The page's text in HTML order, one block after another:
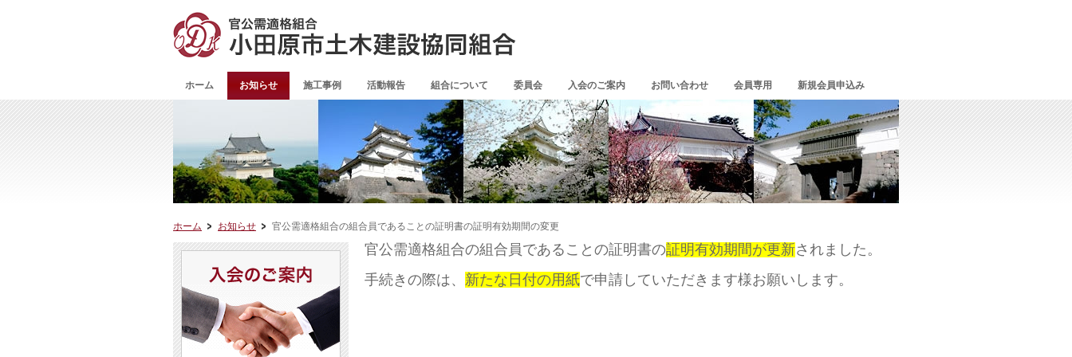
ホーム お知らせ 施工事例 活動報告 組合について 委員会 入会のご案内 お問い合わせ 会員専用 新規会員申込み
ホーム お知らせ 官公需適格組合の組合員であることの証明書の証明有効期間の変更
官公需適格組合の組合員であることの証明書の証明有効期間が更新されま した。
手続きの際は、 新たな日付の用紙で申請していただきます様お願いし ます。